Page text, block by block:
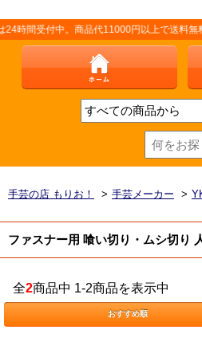
受付中。商品代11000円以上で送料無料（
手芸の店 もりお！ > 手芸メーカー >
ファスナー用 喰い切り・ムシ切り
全2商品中 1-2商品を表示中
おすすめ順